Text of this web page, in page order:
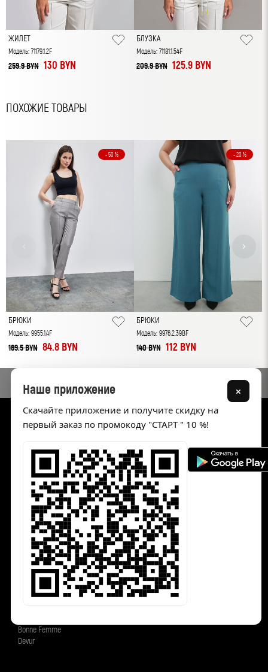
ЖИЛЕТ
Модель: 71179.1.2F
259.9 BYN 130 BYN
БЛУЗКА
Модель: 71181.1.54F
209.9 BYN 125.9 BYN
ПОХОЖИЕ ТОВАРЫ
- 50 %
БРЮКИ
Модель: 9955.1.4F
169.5 BYN 84.8 BYN
- 20 %
БРЮКИ
Модель: 9976.2.39BF
140 BYN 112 BYN
×
Наше приложение
Скачайте приложение и получите скидку на
первый заказ по промокоду "СТАРТ " 10 %!
Каталог
Акции
Жакеты и жилеты
Блузки, рубашки и туники
Джемперы и майки
Юбки
Брюки
Платья
Верхняя одежда
Нарядная одежда
Свитера и кардиганы
Коллекции
Bonne Femme
Devur